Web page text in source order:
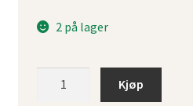
2 på lager
Kjøp